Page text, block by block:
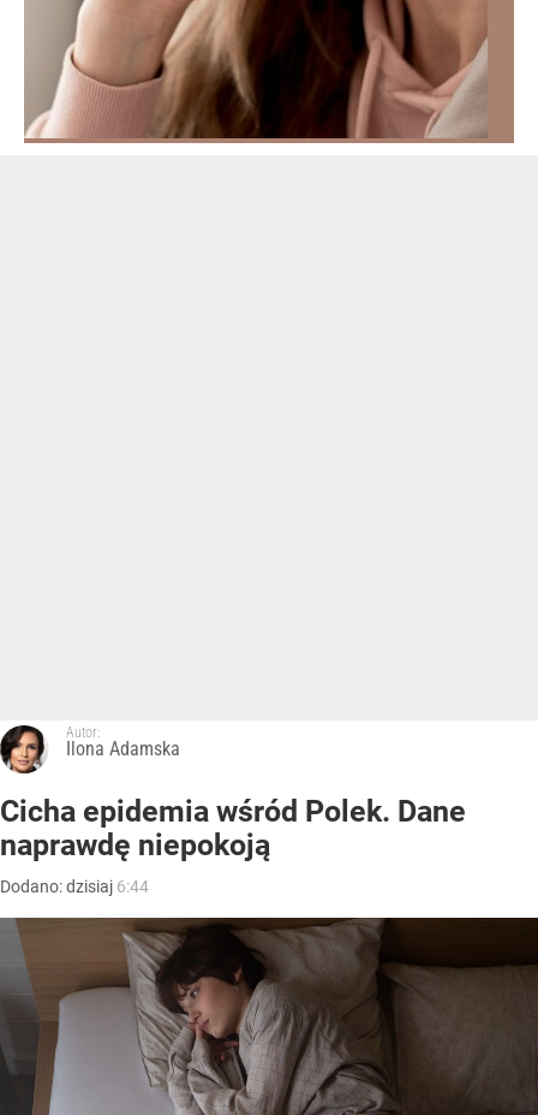
Autor:
Ilona Adamska
Cicha epidemia wśród Polek. Dane
naprawdę niepokoją
Dodano:dzisiaj 6:44